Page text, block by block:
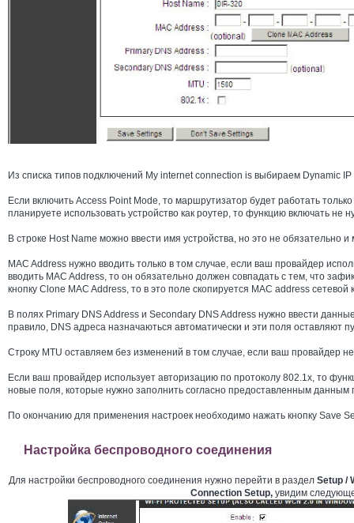
Из списка типов подключений My internet connection is выбираем Dynamic IP
Если включить Access Point Mode, то маршрутизатор будет работать
планируете использовать устройство как роутер, то функцию включать не
В строке Host Name можно ввести имя устройства, но это не обязательно
MAC Address нужно вводить только в том случае, если ваш провайдер
вводить MAC Address, то он обязательно должен совпадать с тем, что
кнопку Clone MAC Address, то в это поле скопируется MAC address
В полях Primary DNS Address и Secondary DNS Address нужно ввести
правило, DNS адреса назначаються автоматически и эти поля оставляют
Строку MTU оставляем без изменений в том случае, если ваш провайдер
Если ваш провайдер использует авторизацию по протоколу 802.1х, то
новые поля, которые нужно заполнить согласно предоставленным данным
По окончанию для применения настроек необходимо нажать кнопку Save
Настройка беспроводного соединения
Для настройки беспроводного соединения нужно перейти в раздел Setup /
Connection Setup,увидим